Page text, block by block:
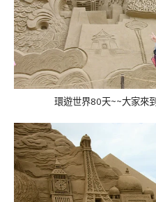
環遊世界80天~~大家來